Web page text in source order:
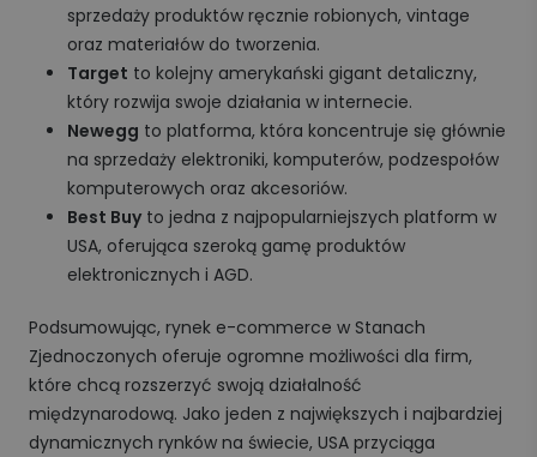
sprzedaży produktów ręcznie robionych, vintage
oraz materiałów do tworzenia.
Target to kolejny amerykański gigant detaliczny,
który rozwija swoje działania w internecie.
Newegg to platforma, która koncentruje się głównie
na sprzedaży elektroniki, komputerów, podzespołów
komputerowych oraz akcesoriów.
Best Buy to jedna z najpopularniejszych platform w
USA, oferująca szeroką gamę produktów
elektronicznych i AGD.
Podsumowując, rynek e-commerce w Stanach
Zjednoczonych oferuje ogromne możliwości dla firm,
które chcą rozszerzyć swoją działalność
międzynarodową. Jako jeden z największych i najbardziej
dynamicznych rynków na świecie, USA przyciąga